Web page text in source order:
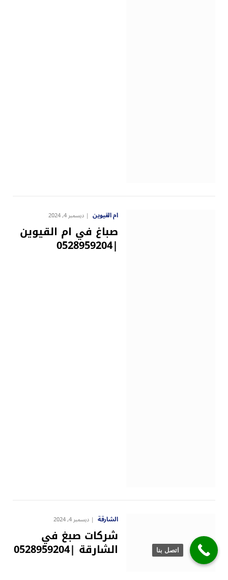
ام القيوين ديسمبر 4, 2024
صباغ في ام القيوين
|0528959204
الشارقة ديسمبر 4, 2024
شركات صبغ في
الشارقة |0528959204 اتصل بنا